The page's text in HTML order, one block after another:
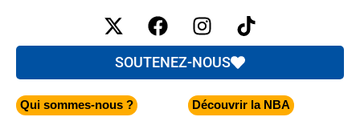
X-
twitter
FacebookInstagram
Tiktok
SOUTENEZ-NOUS
Qui sommes-nous ? Découvrir la NBA